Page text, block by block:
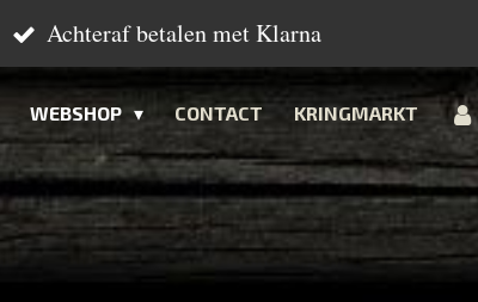
Achteraf betalen met Klarna
WEBSHOP CONTACT KRINGMARKT